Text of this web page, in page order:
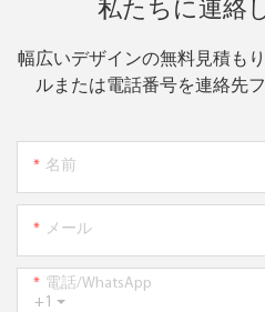
私たちに連絡
幅広いデザインの無料見積も
ルまたは電話番号を連絡先
名前
メール
+1
電話/WhatsApp